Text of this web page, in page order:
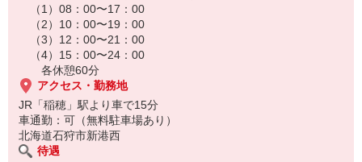
※履歴書はHPより簡単に作成できます！
⇒ https://www.trust-growth.co.jp/resume/
―――――――――――――――――――――
お仕事No.H-5347
ご応募時に上記No.をお知らせ下さい♪
（1）08：00〜17：00
（2）10：00〜19：00
（3）12：00〜21：00
（4）15：00〜24：00
各休憩60分
アクセス・勤務地
JR「稲穂」駅より車で15分
車通勤：可（無料駐車場あり）
北海道石狩市新港西
待遇